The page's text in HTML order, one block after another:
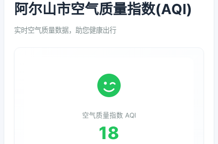
阿尔山市空气质量指数(AQI)
实时空气质量数据，助您健康出行
空气质量指数 AQI
18